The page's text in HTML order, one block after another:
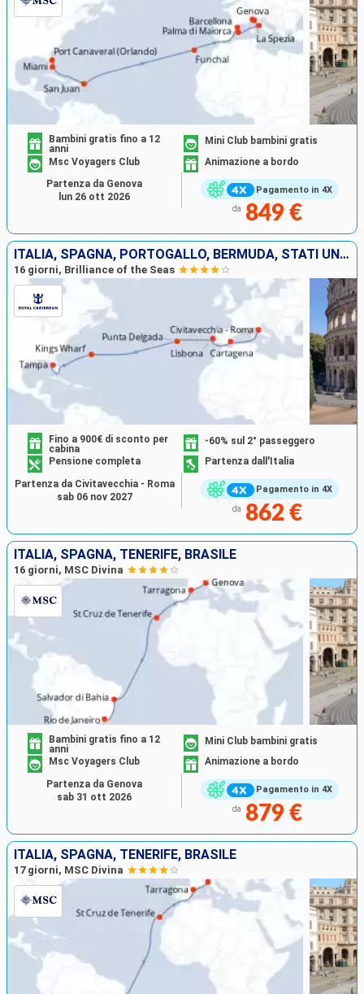
Pagamento in 4X
Bambini gratis fino a 12
anni
Mini Club bambini gratis
Msc Voyagers Club
Animazione a bordo
da 849 €
Partenza da Genova
lun 26 ott 2026
ITALIA, SPAGNA, PORTOGALLO, BERMUDA, STATI UNITI
16 giorni, Brilliance of the Seas
Pagamento in 4X
Fino a 900€ di sconto per
cabina
-60% sul 2° passeggero
Pensione completa
Partenza dall'Italia
da 862 €
Partenza da Civitavecchia - Roma
sab 06 nov 2027
ITALIA, SPAGNA, TENERIFE, BRASILE
16 giorni, MSC Divina
Pagamento in 4X
Bambini gratis fino a 12
anni
Mini Club bambini gratis
Msc Voyagers Club
Animazione a bordo
da 879 €
Partenza da Genova
sab 31 ott 2026
ITALIA, SPAGNA, TENERIFE, BRASILE
17 giorni, MSC Divina